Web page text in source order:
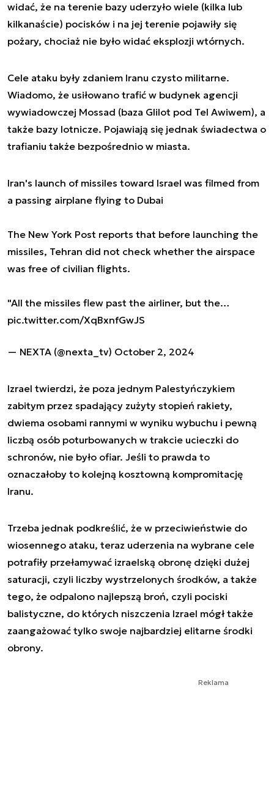
widać, że na terenie bazy uderzyło wiele (kilka lub
kilkanaście) pocisków i na jej terenie pojawiły się
pożary, chociaż nie było widać eksplozji wtórnych.
Cele ataku były zdaniem Iranu czysto militarne.
Wiadomo, że usiłowano trafić w budynek agencji
wywiadowczej Mossad (baza Glilot pod Tel Awiwem), a
także bazy lotnicze. Pojawiają się jednak świadectwa o
trafianiu także bezpośrednio w miasta.
Iran's launch of missiles toward Israel was filmed from
a passing airplane flying to Dubai
The New York Post reports that before launching the
missiles, Tehran did not check whether the airspace
was free of civilian flights.
"All the missiles flew past the airliner, but the…
pic.twitter.com/XqBxnfGwJS
— NEXTA (@nexta_tv) October 2, 2024
Izrael twierdzi, że poza jednym Palestyńczykiem
zabitym przez spadający zużyty stopień rakiety,
dwiema osobami rannymi w wyniku wybuchu i pewną
liczbą osób poturbowanych w trakcie ucieczki do
schronów, nie było ofiar. Jeśli to prawda to
oznaczałoby to kolejną kosztowną kompromitację
Iranu.
Trzeba jednak podkreślić, że w przeciwieństwie do
wiosennego ataku, teraz uderzenia na wybrane cele
potrafiły przełamywać izraelską obronę dzięki dużej
saturacji, czyli liczby wystrzelonych środków, a także
tego, że odpalono najlepszą broń, czyli pociski
balistyczne, do których niszczenia Izrael mógł także
zaangażować tylko swoje najbardziej elitarne środki
obrony.
Reklama